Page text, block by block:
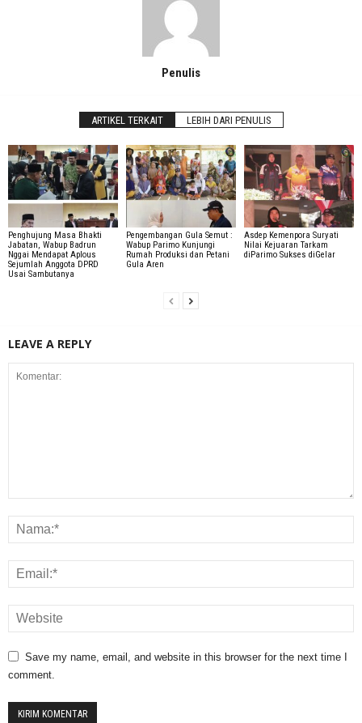
Penulis
ARTIKEL TERKAIT LEBIH DARI PENULIS
Penghujung Masa Bhakti
Jabatan, Wabup Badrun
Nggai Mendapat Aplous
Sejumlah Anggota DPRD
Usai Sambutanya
Pengembangan Gula Semut :
Wabup Parimo Kunjungi
Rumah Produksi dan Petani
Gula Aren
Asdep Kemenpora Suryati
Nilai Kejuaran Tarkam
diParimo Sukses diGelar
LEAVE A REPLY
Save my name, email, and website in this browser for the next time I
comment.